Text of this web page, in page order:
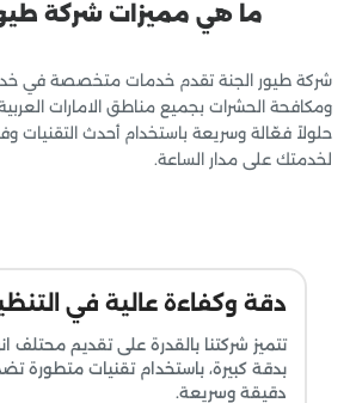
ما هي مميزات شركة
شركة طيور الجنة تقدم خدمات متخصصة في
ومكافحة الحشرات بجميع مناطق الامارات
حلولاً فعّالة وسريعة باستخدام أحدث التقنيات
لخدمتك على مدار الساعة.
دقة وكفاءة عالية في
تتميز شركتنا بالقدرة على تقديم محتلف
بدقة كبيرة، باستخدام تقنيات متطورة
دقيقة وسريعة.